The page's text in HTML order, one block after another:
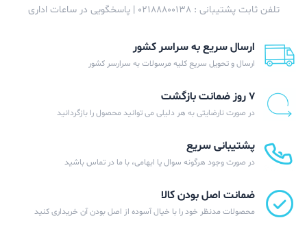
تلفن ثابت پشتیبانی : 02188800138 | پاسخگویی در ساعات اداری
ارسال سریع به سراسر کشور
ارسال و تحویل سریع کلیه مرسولات به سرارسر کشور
۷ روز ضمانت بازگشت
در صورت نارضایتی به هر دلیلی می توانید محصول را بازگردانید
پشتیبانی سریع
در صورت وجود هرگونه سوال یا ابهامی، با ما در تماس باشید
ضمانت اصل بودن کالا
محصولات مدنظر خود را با خیال آسوده از اصل بودن آن خریداری کنید